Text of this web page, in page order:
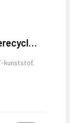
Sky 650 ml waterfles van gerecycled plastic
kunststof,